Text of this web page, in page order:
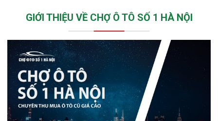
GIỚI THIỆU VỀ CHỢ Ô TÔ SỐ 1 HÀ NỘI